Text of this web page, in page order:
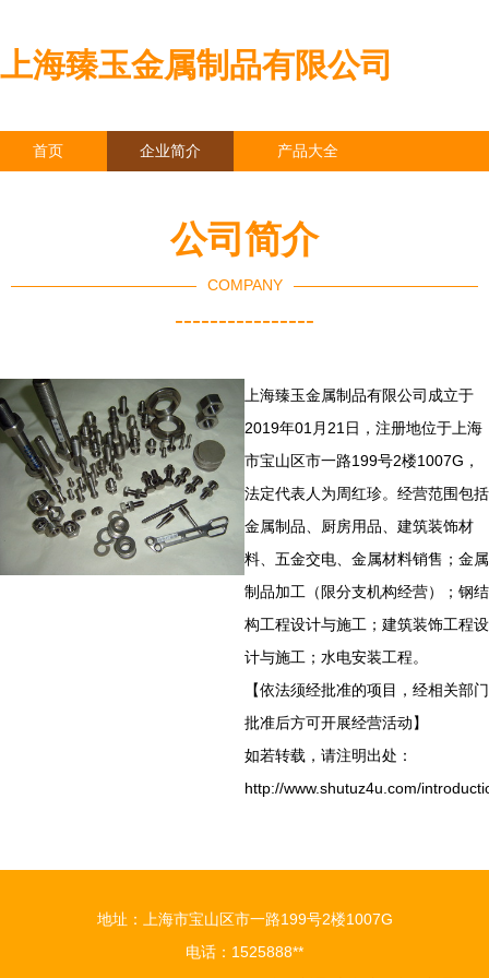
上海臻玉金属制品有限公司
首页 企业简介 产品大全
公司简介
COMPANY
----------------
上海臻玉金属制品有限公司成立于
2019年01月21日，注册地位于上海
市宝山区市一路199号2楼1007G，
法定代表人为周红珍。经营范围包括
金属制品、厨房用品、建筑装饰材
料、五金交电、金属材料销售；金属
制品加工（限分支机构经营）；钢结
构工程设计与施工；建筑装饰工程设
计与施工；水电安装工程。
【依法须经批准的项目，经相关部门
批准后方可开展经营活动】
如若转载，请注明出处：
http://www.shutuz4u.com/
地址：上海市宝山区市一路199号2楼1007G
电话：1525888**